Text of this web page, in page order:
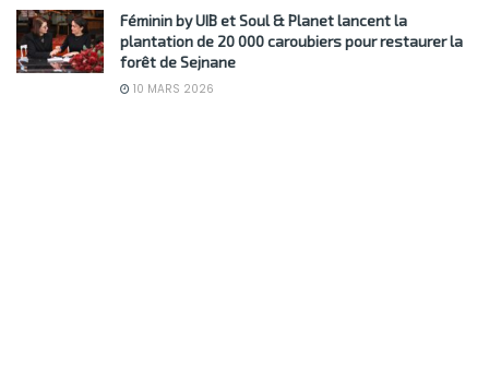
Féminin by UIB et Soul & Planet lancent la
plantation de 20 000 caroubiers pour restaurer la
forêt de Sejnane
10 MARS 2026